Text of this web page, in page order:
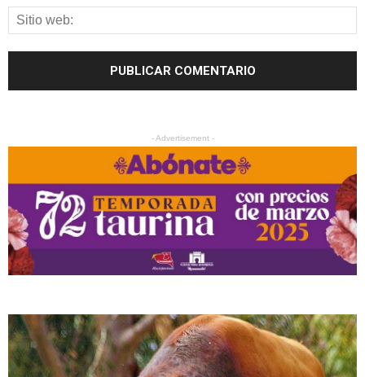
- Advertisement -